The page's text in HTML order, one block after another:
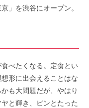
」を渋谷にオープン。
べたくなる。定食とい
形に出会えることはな
も大問題だが、やはり
と輝き、ピンとたった